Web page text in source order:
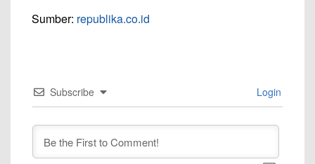
Sumber: republika.co.id
Subscribe Login